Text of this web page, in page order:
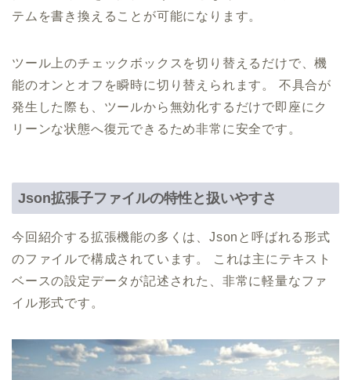
テムを書き換えることが可能になります。
ツール上のチェックボックスを切り替えるだけで、機
能のオンとオフを瞬時に切り替えられます。 不具合が
発生した際も、ツールから無効化するだけで即座にク
リーンな状態へ復元できるため非常に安全です。
Json拡張子ファイルの特性と扱いやすさ
今回紹介する拡張機能の多くは、Jsonと呼ばれる形式
のファイルで構成されています。 これは主にテキスト
ベースの設定データが記述された、非常に軽量なファ
イル形式です。